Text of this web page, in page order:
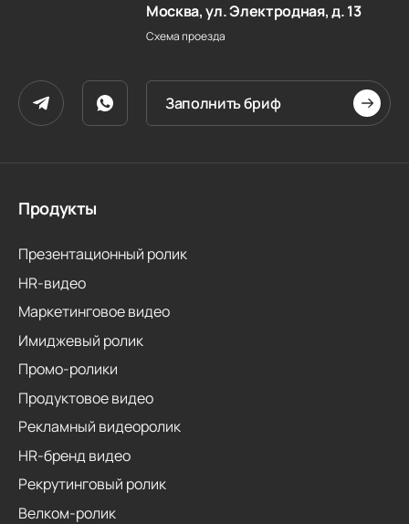
Москва, ул. Электродная, д. 13
Схема проезда
Заполнить бриф
Продукты
Презентационный ролик
HR-видео
Маркетинговое видео
Имиджевый ролик
Промо-ролики
Продуктовое видео
Рекламный видеоролик
HR-бренд видео
Рекрутинговый ролик
Велком-ролик